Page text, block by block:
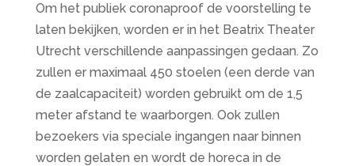
Om het publiek coronaproof de voorstelling te
laten bekijken, worden er in het Beatrix Theater
Utrecht verschillende aanpassingen gedaan. Zo
zullen er maximaal 450 stoelen (een derde van
de zaalcapaciteit) worden gebruikt om de 1,5
meter afstand te waarborgen. Ook zullen
bezoekers via speciale ingangen naar binnen
worden gelaten en wordt de horeca in de